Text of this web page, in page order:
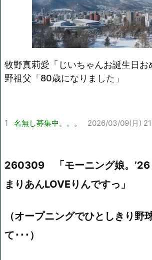
牧野真莉愛「じいちゃんお誕生日
野祖父「80歳になりました」
1 名無し募集中。。。 2026/03/09(月)
260309 「モーニング娘。’26
まりあんLOVEりんですっ」
（オープニングでひとしきり野
て･･･）